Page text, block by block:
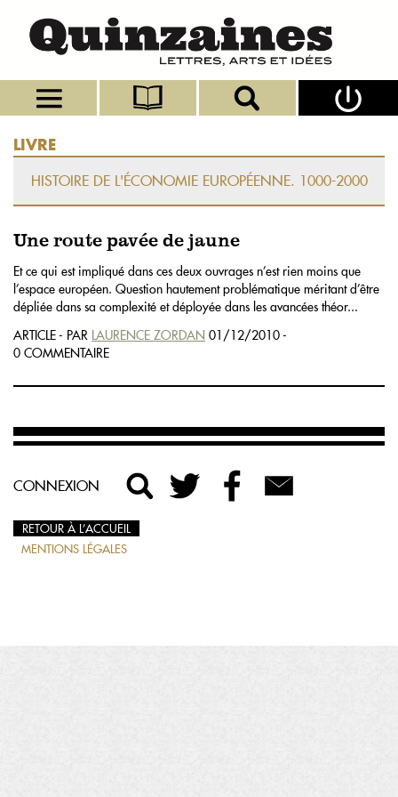
LIVRE
HISTOIRE DE L'ÉCONOMIE EUROPÉENNE. 1000-2000
Une route pavée de jaune
Et ce qui est impliqué dans ces deux ouvrages n’est rien moins que
l’espace européen. Question hautement problématique méritant d’être
dépliée dans sa complexité et déployée dans les avancées théor...
ARTICLE - PAR LAURENCE ZORDAN 01/12/2010 -
0 COMMENTAIRE
CONNEXION
RETOUR À L’ACCUEIL
MENTIONS LÉGALES